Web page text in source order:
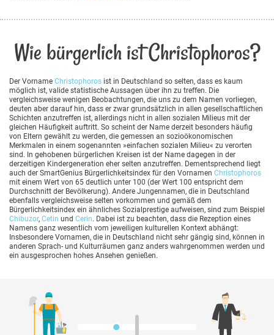
Wie bürgerlich ist Christophoros?
Der Vorname Christophoros ist in Deutschland so selten, dass es kaum
möglich ist, valide statistische Aussagen über ihn zu treffen. Die
vergleichsweise wenigen Beobachtungen, die uns zu dem Namen vorliegen,
deuten aber darauf hin, dass er zwar grundsätzlich in allen gesellschaftlichen
Schichten anzutreffen ist, allerdings nicht in allen sozialen Milieus mit der
gleichen Häufigkeit auftritt. So scheint der Name derzeit besonders häufig
von Eltern gewählt zu werden, die gemessen an sozioökonomischen
Merkmalen in einem sogenannten »einfachen sozialen Milieu« zu verorten
sind. In gehobenen bürgerlichen Kreisen ist der Name dagegen in der
derzeitigen Kindergeneration eher selten anzutreffen. Dementsprechend liegt
auch der SmartGenius Bürgerlichkeitsindex für den Vornamen Christophoros
mit einem Wert von 65 deutlich unter 100 (der Wert 100 entspricht dem
Durchschnitt der Bevölkerung). Andere Jungennamen, die in Deutschland
ebenfalls vergleichsweise selten vorkommen und gemäß dem
Bürgerlichkeitsindex ein ähnliches Sozialprestige aufweisen, sind zum Beispiel
Chibuzor, Cetin und Cerin. Dabei ist zu beachten, dass die Rezeption eines
Namens ganz wesentlich vom jeweiligen kulturellen Kontext abhängt:
Insbesondere Vornamen, die in Deutschland nicht sehr gängig sind, können in
anderen Sprach- und Kulturräumen ganz anders wahrgenommen werden und
ein ausgesprochen hohes Ansehen genießen.